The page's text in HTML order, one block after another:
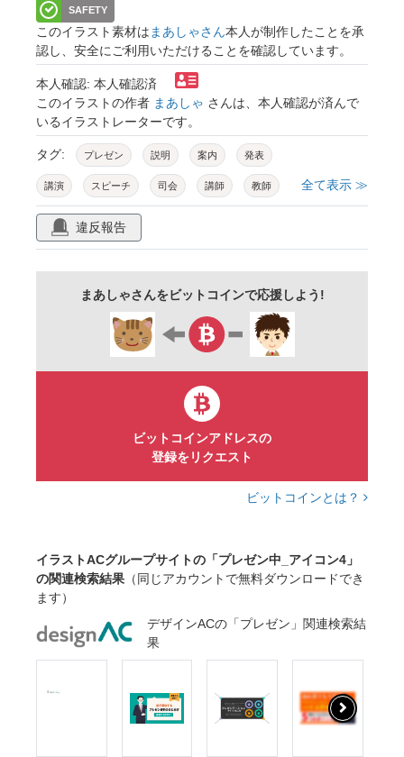
SAFETY
このイラスト素材は まあしゃさん本人が制作したことを承
認し、安全にご利用いただけることを確認しています。
本人確認: 本人確認済
このイラストの作者 まあしゃ さんは、本人確認が済んで
いるイラストレーターです。
タグ: プレゼン 説明 案内 発表
講演 スピーチ 司会 講師 教師
ビジネスマン 人物
解説 コミュニケーション 会議
インフォメーション ガイド
受付 サポート トーク アナウンス
全て表示 ≫
違反報告
まあしゃさんをビットコインで応援しよう!
ビットコインアドレスの
登録をリクエスト
ビットコインとは？
イラストACグループサイトの「プレゼン中_アイコン4」
の関連検索結果 （同じアカウントで無料ダウンロードでき
ます）
デザインACの「プレゼン」関連検索結
果